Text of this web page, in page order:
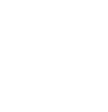
šalių, siekiant
kartu su
tinklo atstovė Dana
kaimo tinklų
nacionalinių BŽŪP
vaidmens